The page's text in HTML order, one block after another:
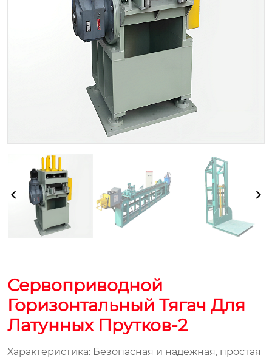
Сервоприводной
Горизонтальный Тягач Для
Латунных Прутков-2
Характеристика: Безопасная и надежная, простая